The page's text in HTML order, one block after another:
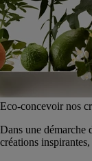
Eco-concevoir nos
Dans une démarche
créations